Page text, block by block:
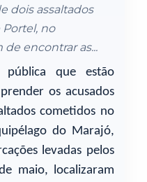
dois assaltados
no
encontrar as...
pública que estão
os acusados
cometidos no
do Marajó,
levadas pelos
maio, localizaram